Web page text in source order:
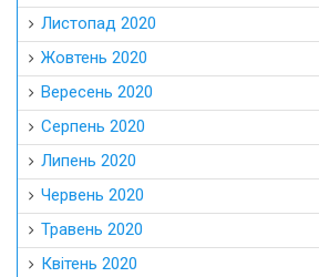
Листопад 2020
Жовтень 2020
Вересень 2020
Серпень 2020
Липень 2020
Червень 2020
Травень 2020
Квітень 2020